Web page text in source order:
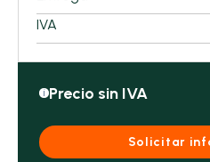
IVA
i Precio sin IVA
Solicitar